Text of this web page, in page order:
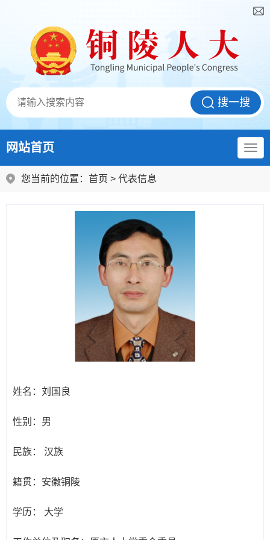
网站首页
您当前的位置： 首页 > 代表信息
姓名： 刘国良
性别： 男
民族： 汉族
籍贯： 安徽铜陵
学历： 大学